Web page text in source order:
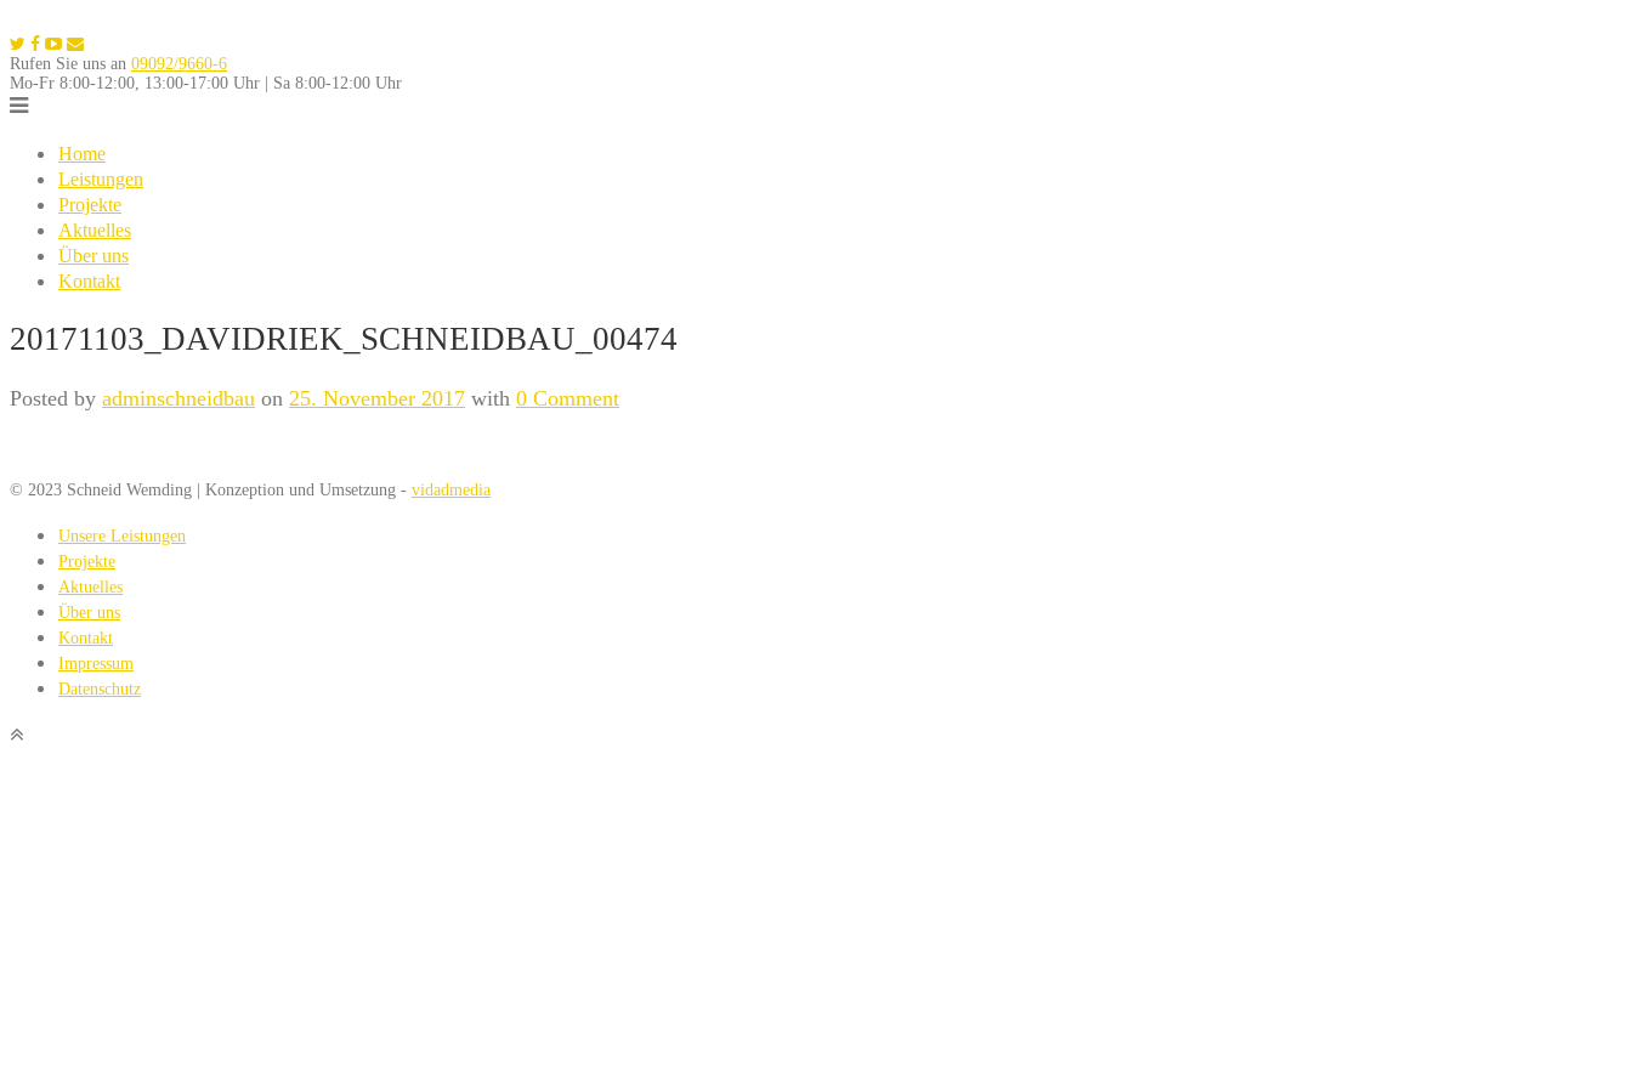
to
content
Rufen Sie uns an 09092/9660-6
Mo-Fr 8:00-12:00, 13:00-17:00 Uhr | Sa 8:00-12:00 Uhr
Home
Leistungen
Projekte
Aktuelles
Über uns
Kontakt
20171103_DAVIDRIEK_SCHNEIDBAU_00474
Posted by adminschneidbau on 25. November 2017 with 0 Comment
© 2023 Schneid Wemding | Konzeption und Umsetzung - vidadmedia
Unsere Leistungen
Projekte
Aktuelles
Über uns
Kontakt
Impressum
Datenschutz